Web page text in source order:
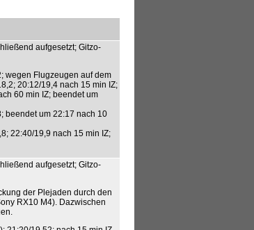
aufgesetzt; Gitzo-
wegen Flugzeugen auf dem
20:12/19,4 nach 15 min IZ;
60 min IZ; beendet um
beendet um 22:17 nach 10
22:40/19,9 nach 15 min IZ;
aufgesetzt; Gitzo-
der Plejaden durch den
RX10 M4). Dazwischen